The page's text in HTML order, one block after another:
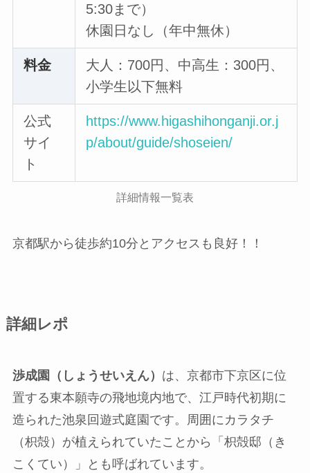
5:30まで）
休園日なし（年中無休）
料金
大人：700円、中高生：300円、
小学生以下無料
公式
サイ
ト
https://www.higashihonganji.or.j
p/about/guide/shoseien/
詳細情報一覧表
京都駅から徒歩約10分とアクセスも良好！！
詳細レポ
渉成園（しょうせいえん） は、京都市下京区に位
置する東本願寺の飛地境内地で、江戸時代初期に
造られた池泉回遊式庭園です。周囲にカラタチ
（枳殻）が植えられていたことから「枳殻邸（き
こくてい）」とも呼ばれています。